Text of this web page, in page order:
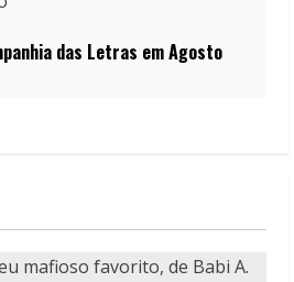
das Letras em Agosto